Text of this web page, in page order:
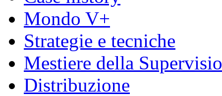
Mondo V+
Strategie e tecniche
Mestiere della
Distribuzione